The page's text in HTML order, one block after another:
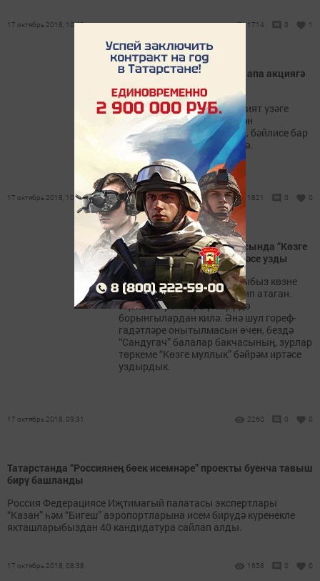
17 октябрь 2018, 10:49 1714 0 1
Сарманда яшәүче Гөлсинә апа акциягә
кушылды
Сарман мәгълүмат-мөхәррият үзәге
тарафыннан игълан ителгән
“Кайсыгызның кулы җылы, бәйлисе бар
йөрәкне” акциясе дәвам итә.
17 октябрь 2018, 10:39 1821 0 0
“Сандугач” балалар бакчасында “Көзге
муллык” дигән бәйрәм иртәсе узды
Элек-электән әби-бабаларыбыз көзне
байлык-муллык фасылы дип атаган.
Уңыш бәйрәмнәре үткәрү дә
борынгылардан килә. Әнә шул гореф-
гадәтләре онытылмасын өчен, бездә
“Сандугач” балалар бакчасының, зурлар
төркеме “Көзге муллык” бәйрәм иртәсе
уздырдык.
17 октябрь 2018, 09:31 2260 0 0
Татарстанда “Россиянең бөек исемнәре” проекты буенча тавыш
бирү башланды
Россия Федерациясе Иҗтимагый палатасы экспертлары
“Казан” һәм “Бигеш” аэропортларына исем бирүдә күренекле
якташларыбыздан 40 кандидатура сайлап алды.
17 октябрь 2018, 08:38 1658 0 0